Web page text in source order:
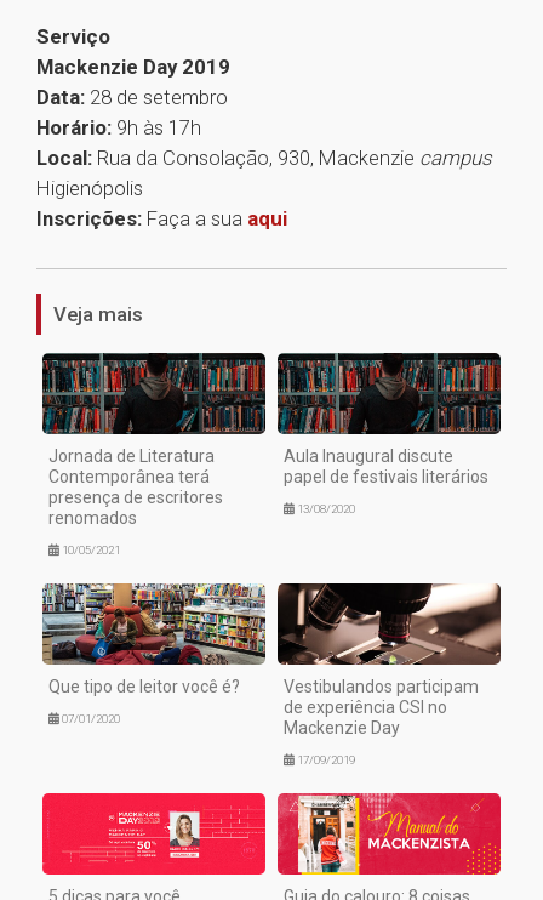
Serviço
Mackenzie Day 2019
Data: 28 de setembro
Horário: 9h às 17h
Local: Rua da Consolação, 930, Mackenzie campus
Higienópolis
Inscrições: Faça a sua aqui
1
Veja mais
Jornada de Literatura
Contemporânea terá
presença de escritores
renomados
10/05/2021
Aula Inaugural discute
papel de festivais literários
13/08/2020
Que tipo de leitor você é?
07/01/2020
Vestibulandos participam
de experiência CSI no
Mackenzie Day
17/09/2019